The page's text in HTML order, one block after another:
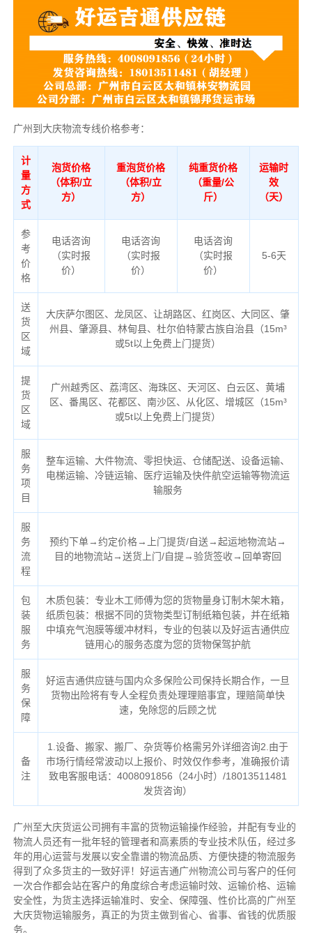
广州到大庆物流专线价格参考：
计
量
方
式
泡货价格
（体积/立
方）
重泡货价格
（体积/立
方）
纯重货价格
（重量/公
斤）
运输时
效
（天）
参
考
价
格
电话咨询
（实时报
价）
电话咨询
（实时报
价）
电话咨询
（实时报
价）
5-6天
送
货
区
域
大庆萨尔图区、龙凤区、让胡路区、红岗区、大同区、肇
州县、肇源县、林甸县、杜尔伯特蒙古族自治县（15m³
或5t以上免费上门提货）
提
货
区
域
广州越秀区、荔湾区、海珠区、天河区、白云区、黄埔
区、番禺区、花都区、南沙区、从化区、增城区（15m³
或5t以上免费上门提货）
服
务
项
目
整车运输、大件物流、零担快运、仓储配送、设备运输、
电梯运输、冷链运输、医疗运输及快件航空运输等物流运
输服务
服
务
流
程
预约下单→约定价格→上门提货/自送→起运地物流站→
目的地物流站→送货上门/自提→验货签收→回单寄回
包
装
服
务
木质包装：专业木工师傅为您的货物量身订制木架木箱，
纸质包装：根据不同的货物类型订制纸箱包装，并在纸箱
中填充气泡膜等缓冲材料，专业的包装以及好运吉通供应
链用心的服务态度为您的货物保驾护航
服
务
保
障
好运吉通供应链与国内众多保险公司保持长期合作，一旦
货物出险将有专人全程负责处理理赔事宜，理赔简单快
速，免除您的后顾之忧
备
注
1.设备、搬家、搬厂、杂货等价格需另外详细咨询2.由于
市场行情经常波动以上报价、时效仅作参考，准确报价请
致电客服电话：4008091856（24小时）/18013511481
发货咨询）
广州至大庆货运公司拥有丰富的货物运输操作经验，并配有专业的
物流人员还有一批年轻的管理者和高素质的专业技术队伍，经过多
年的用心运营与发展以安全靠谱的物流品质、方便快捷的物流服务
得到了众多货主的一致好评！好运吉通广州物流公司与客户的任何
一次合作都会站在客户的角度综合考虑运输时效、运输价格、运输
安全性，为货主选择运输准时、安全、保障强、性价比高的广州至
大庆货物运输服务，真正的为货主做到省心、省事、省钱的优质服
务。